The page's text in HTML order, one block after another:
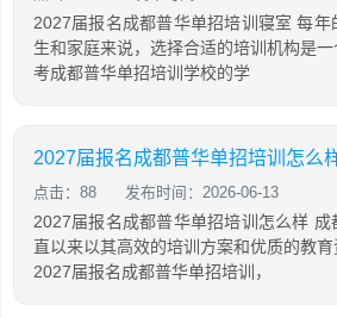
2027届报名成都普华单招培训寝室 每
生和家庭来说，选择合适的培训机构是
考成都普华单招培训学校的学
2027届报名成都普华单招培训怎么
点击：88 发布时间：2026-06-13
2027届报名成都普华单招培训怎么样
直以来以其高效的培训方案和优质的教育
2027届报名成都普华单招培训，